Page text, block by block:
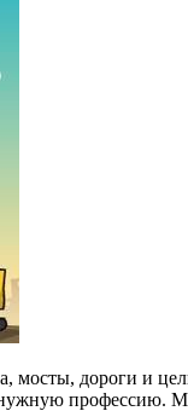
дороги и
профессию.